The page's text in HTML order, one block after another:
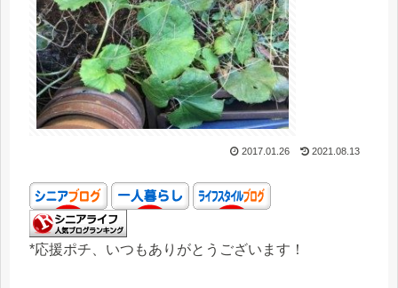
2017.01.26 2021.08.13
*応援ポチ、いつもありがとうございます！